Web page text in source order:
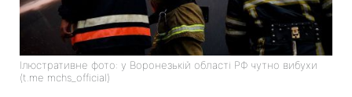
Ілюстративне фото: у Воронезькій області РФ чутно вибухи
(t.me mchs_official)